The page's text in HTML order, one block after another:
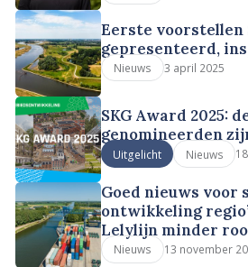
Eerste voorstellen
gepresenteerd,
Nieuws 3 april 2025
SKG Award 2025:
genomineerden
Uitgelicht Nieuws
Goed nieuws voor
ontwikkeling
Lelylijn minder
Nieuws 13 november